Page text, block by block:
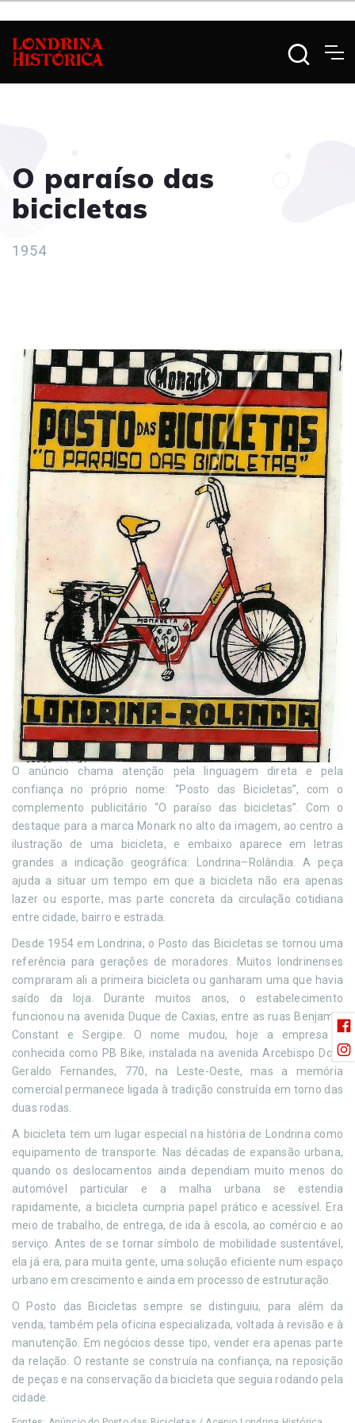
O paraíso das
bicicletas
1954
O anúncio chama atenção pela linguagem direta e pela
confiança no próprio nome: “Posto das Bicicletas”, com o
complemento publicitário “O paraíso das bicicletas”. Com o
destaque para a marca Monark no alto da imagem, ao centro a
ilustração de uma bicicleta, e embaixo aparece em letras
grandes a indicação geográfica: Londrina–Rolândia. A peça
ajuda a situar um tempo em que a bicicleta não era apenas
lazer ou esporte, mas parte concreta da circulação cotidiana
entre cidade, bairro e estrada.
Desde 1954 em Londrina, o Posto das Bicicletas se tornou uma
referência para gerações de moradores. Muitos londrinenses
compraram ali a primeira bicicleta ou ganharam uma que havia
saído da loja. Durante muitos anos, o estabelecimento
funcionou na avenida Duque de Caxias, entre as ruas Benjamin
Constant e Sergipe. O nome mudou, hoje a empresa é
conhecida como PB Bike, instalada na avenida Arcebispo Dom
Geraldo Fernandes, 770, na Leste-Oeste, mas a memória
comercial permanece ligada à tradição construída em torno das
duas rodas.
A bicicleta tem um lugar especial na história de Londrina como
equipamento de transporte. Nas décadas de expansão urbana,
quando os deslocamentos ainda dependiam muito menos do
automóvel particular e a malha urbana se estendia
rapidamente, a bicicleta cumpria papel prático e acessível. Era
meio de trabalho, de entrega, de ida à escola, ao comércio e ao
serviço. Antes de se tornar símbolo de mobilidade sustentável,
ela já era, para muita gente, uma solução eficiente num espaço
urbano em crescimento e ainda em processo de estruturação.
O Posto das Bicicletas sempre se distinguiu, para além da
venda, também pela oficina especializada, voltada à revisão e à
manutenção. Em negócios desse tipo, vender era apenas parte
da relação. O restante se construía na confiança, na reposição
de peças e na conservação da bicicleta que seguia rodando pela
cidade.